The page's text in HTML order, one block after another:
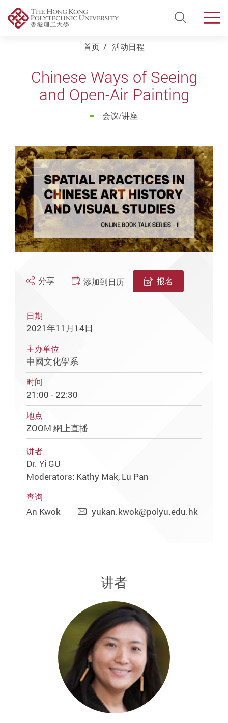
Open
首页 活动日程
Chinese Ways of Seeing
and Open-Air Painting
会议/讲座
分享 添加到日历 报名
日期
2021年11月14日
主办单位
中國文化學系
时间
21:00 - 22:30
地点
ZOOM 網上直播
讲者
Dr. Yi GU
Moderators: Kathy Mak, Lu Pan
查询
An Kwok yukan.kwok@polyu.edu.hk
讲者